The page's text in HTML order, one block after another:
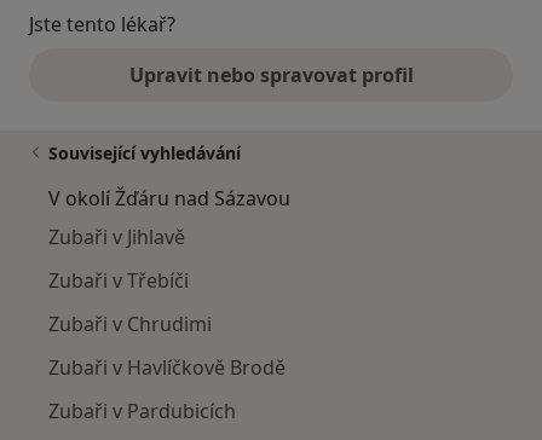
Jste tento lékař?
Upravit nebo spravovat profil
Související vyhledávání
V okolí Žďáru nad Sázavou
Zubaři v Jihlavě
Zubaři v Třebíči
Zubaři v Chrudimi
Zubaři v Havlíčkově Brodě
Zubaři v Pardubicích